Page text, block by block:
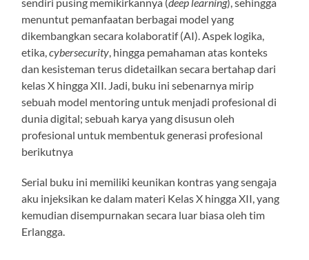
sendiri pusing memikirkannya (deep learning), sehingga
menuntut pemanfaatan berbagai model yang
dikembangkan secara kolaboratif (AI). Aspek logika,
etika,cybersecurity, hingga pemahaman atas konteks
dan kesisteman terus didetailkan secara bertahap dari
kelas X hingga XII. Jadi, buku ini sebenarnya mirip
sebuah model mentoring untuk menjadi profesional di
dunia digital; sebuah karya yang disusun oleh
profesional untuk membentuk generasi profesional
berikutnya
Serial buku ini memiliki keunikan kontras yang sengaja
aku injeksikan ke dalam materi Kelas X hingga XII, yang
kemudian disempurnakan secara luar biasa oleh tim
Erlangga.